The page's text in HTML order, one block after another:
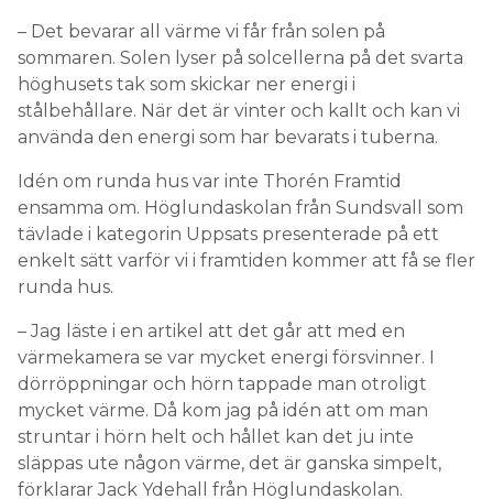
– Det bevarar all värme vi får från solen på
sommaren. Solen lyser på solcellerna på det svarta
höghusets tak som skickar ner energi i
stålbehållare. När det är vinter och kallt och kan vi
använda den energi som har bevarats i tuberna.
Idén om runda hus var inte Thorén Framtid
ensamma om. Höglundaskolan från Sundsvall som
tävlade i kategorin Uppsats presenterade på ett
enkelt sätt varför vi i framtiden kommer att få se fler
runda hus.
– Jag läste i en artikel att det går att med en
värmekamera se var mycket energi försvinner. I
dörröppningar och hörn tappade man otroligt
mycket värme. Då kom jag på idén att om man
struntar i hörn helt och hållet kan det ju inte
släppas ute någon värme, det är ganska simpelt,
förklarar Jack Ydehall från Höglundaskolan.